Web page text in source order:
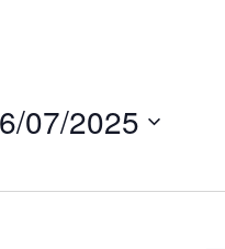
07/2025